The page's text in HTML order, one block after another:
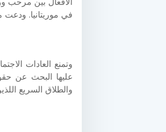
في موريتانيا. ودعت
وتمنع العادات
عليها البحث عن
والطلاق السريع